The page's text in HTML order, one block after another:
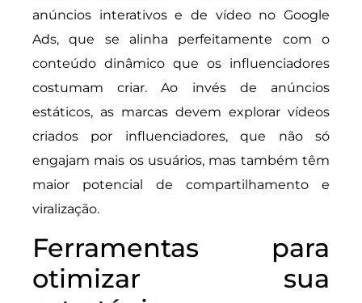
anúncios interativos e de vídeo no Google
Ads, que se alinha perfeitamente com o
conteúdo dinâmico que os influenciadores
costumam criar. Ao invés de anúncios
estáticos, as marcas devem explorar vídeos
criados por influenciadores, que não só
engajam mais os usuários, mas também têm
maior potencial de compartilhamento e
viralização.
Ferramentas para
otimizar sua